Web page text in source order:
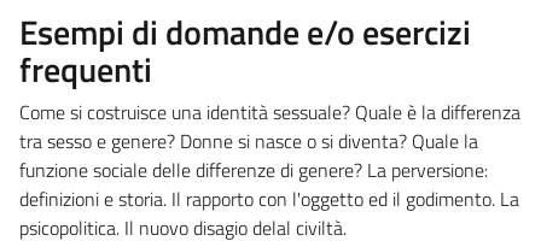
Esempi di domande e/o esercizi
frequenti
Come si costruisce una identità sessuale? Quale è la differenza
tra sesso e genere? Donne si nasce o si diventa? Quale la
funzione sociale delle differenze di genere? La perversione:
definizioni e storia. Il rapporto con l'oggetto ed il godimento. La
psicopolitica. Il nuovo disagio delal civiltà.